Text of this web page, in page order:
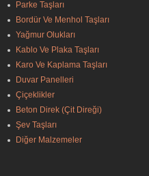
Parke Taşları
Bordür Ve Menhol Taşları
Yağmur Olukları
Kablo Ve Plaka Taşları
Karo Ve Kaplama Taşları
Duvar Panelleri
Çiçeklikler
Beton Direk (Çit Direği)
Şev Taşları
Diğer Malzemeler